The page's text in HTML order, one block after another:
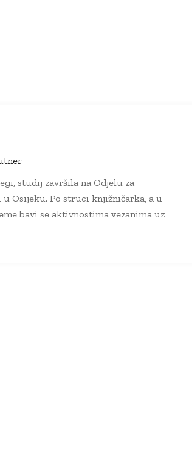
studij završila na Odjelu za
Osijeku. Po struci knjižničarka, a u
bavi se aktivnostima vezanima uz